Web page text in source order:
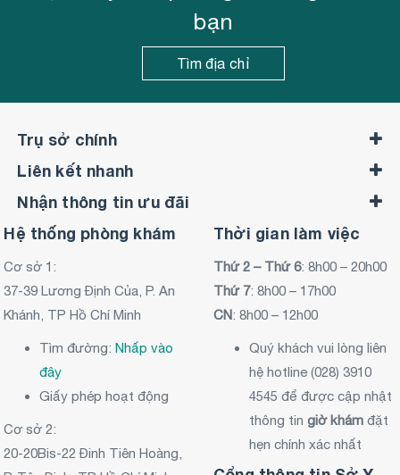
bạn
Tìm địa chỉ
Trụ sở chính
Liên kết nhanh
Nhận thông tin ưu đãi
Hệ thống phòng khám
Cơ sở 1:
37-39 Lương Định Của, P. An
Khánh, TP Hồ Chí Minh
Tìm đường:Nhấp vào
đây
Giấy phép hoạt động
Cơ sở 2:
20-20Bis-22 Đinh Tiên Hoàng,
Thời gian làm việc
Thứ 2 – Thứ 6: 8h00 – 20h00
Thứ 7: 8h00 – 17h00
CN: 8h00 – 12h00
Quý khách vui lòng liên
hệ hotline (028) 3910
4545 để được cập nhật
thông tin giờ khám đặt
hẹn chính xác nhất